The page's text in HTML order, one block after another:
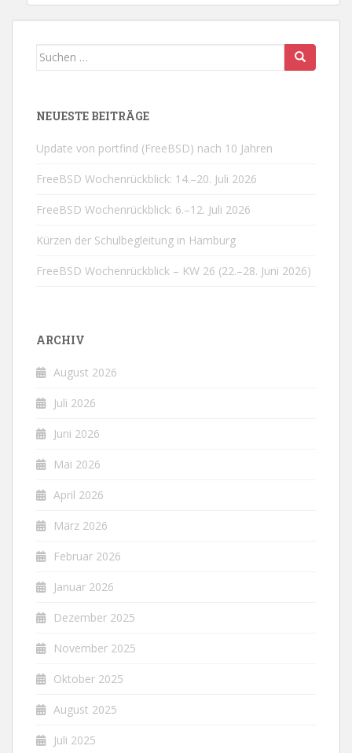
Suchen
NEUESTE BEITRÄGE
Update von portfind (FreeBSD) nach 10 Jahren
FreeBSD Wochenrückblick: 14.–20. Juli 2026
FreeBSD Wochenrückblick: 6.–12. Juli 2026
Kürzen der Schulbegleitung in Hamburg
FreeBSD Wochenrückblick – KW 26 (22.–28. Juni 2026)
ARCHIV
August 2026
Juli 2026
Juni 2026
Mai 2026
April 2026
März 2026
Februar 2026
Januar 2026
Dezember 2025
November 2025
Oktober 2025
August 2025
Juli 2025